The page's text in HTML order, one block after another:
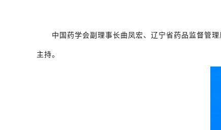
中国药学会副理事长曲凤宏、辽宁省药品监督管
主持。